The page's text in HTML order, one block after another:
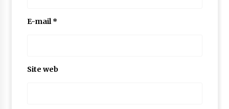
E-mail*
Site web